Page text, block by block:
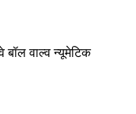
बॉल वाल्व न्यूमेटिक